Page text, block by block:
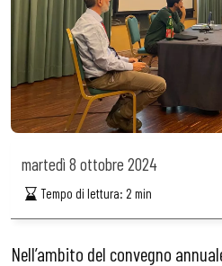
martedì 8 ottobre 2024
Tempo di lettura: 2 min
Nell’ambito del convegno